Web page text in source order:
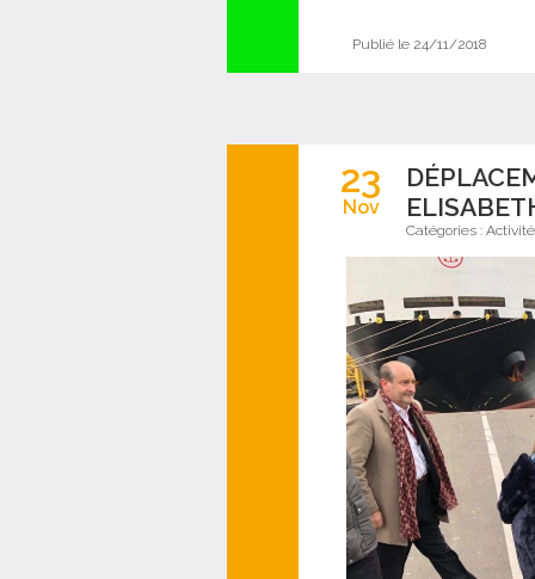
Publié le 24/11/2018
23
Nov
Catégories :